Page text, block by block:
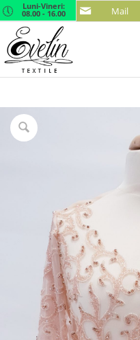
Mail
Luni-Vineri:
08.00 - 16.00